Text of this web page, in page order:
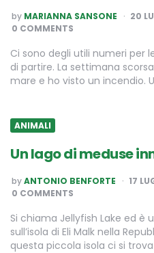
POSTED
BY
by MARIANNA SANSONE 20
0 COMMENTS
Ci sono degli utili numeri per
di partire. La settimana
mare e ho visto un incendio.
ANIMALI
Un lago di meduse
POSTED
BY
byANTONIO BENFORTE 17
0 COMMENTS
Si chiama Jellyfish Lake ed è
sull’isola di Eli Malk nella
questa piccola isola ci si